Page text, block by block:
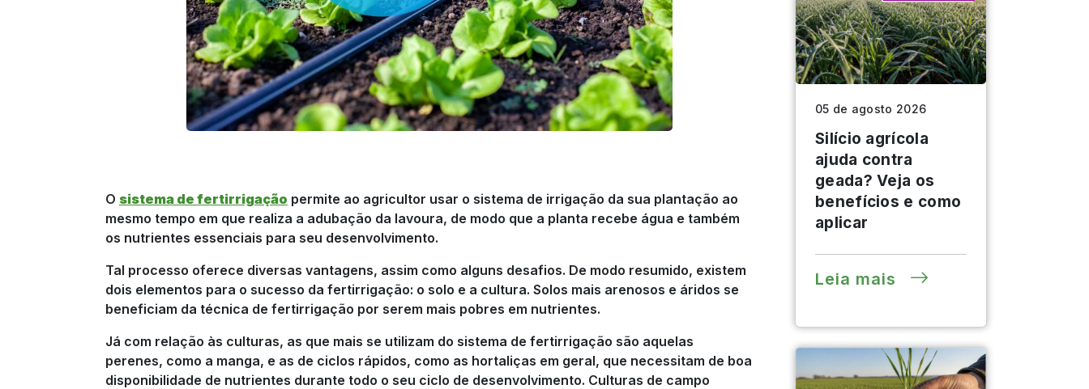
O sistema de fertirrigação permite ao agricultor usar o sistema de irrigação da sua plantação ao
mesmo tempo em que realiza a adubação da lavoura, de modo que a planta recebe água e também
os nutrientes essenciais para seu desenvolvimento.
Tal processo oferece diversas vantagens, assim como alguns desafios. De modo resumido, existem
dois elementos para o sucesso da fertirrigação: o solo e a cultura. Solos mais arenosos e áridos se
beneficiam da técnica de fertirrigação por serem mais pobres em nutrientes.
Já com relação às culturas, as que mais se utilizam do sistema de fertirrigação são aquelas
perenes, como a manga, e as de ciclos rápidos, como as hortaliças em geral, que necessitam de boa
disponibilidade de nutrientes durante todo o seu ciclo de desenvolvimento. Culturas de campo
05 de agosto 2026
Silício agrícola
ajuda contra
geada? Veja os
benefícios e como
aplicar
Leia mais